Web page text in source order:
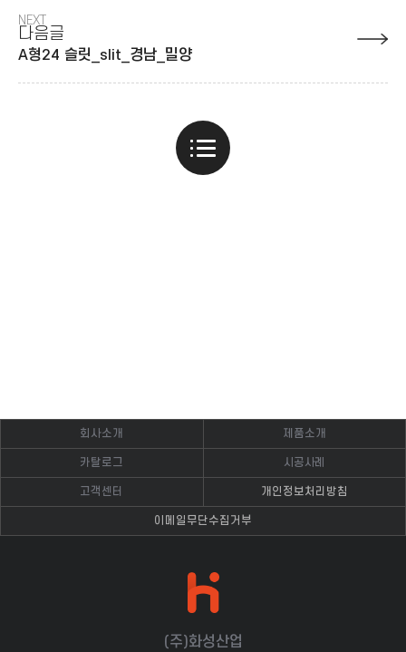
NEXT
다음글
A형24 슬릿_slit_경남_밀양
회사소개 제품소개
카탈로그 시공사례
고객센터 개인정보처리방침
이메일무단수집거부
(주)화성산업